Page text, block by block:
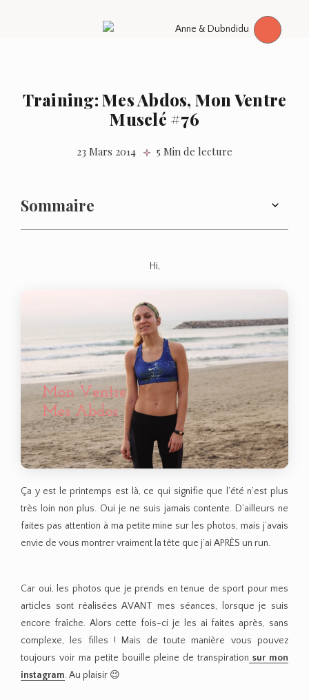
Training: Mes Abdos, Mon Ventre
Musclé #76
23 Mars 2014 5 Min de lecture
Sommaire
Hi,
Ça y est le printemps est là, ce qui signifie que l’été n’est plus
très loin non plus. Oui je ne suis jamais contente. D’ailleurs ne
faites pas attention à ma petite mine sur les photos, mais j’avais
envie de vous montrer vraiment la tête que j’ai APRÈS un run.
Car oui, les photos que je prends en tenue de sport pour mes
articles sont réalisées AVANT mes séances, lorsque je suis
encore fraîche. Alors cette fois-ci je les ai faites après, sans
complexe, les filles ! Mais de toute manière vous pouvez
toujours voir ma petite bouille pleine de transpiration sur mon
instagram. Au plaisir 😉